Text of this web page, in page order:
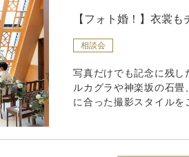
【フォト婚！】衣裳
相談会
写真だけでも記念に残し
ルカグラや神楽坂の石
に合った撮影スタイルを